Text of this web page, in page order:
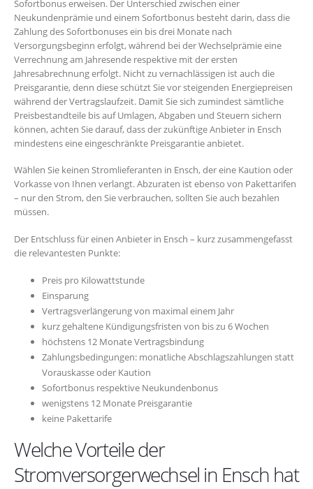
Sofortbonus erweisen. Der Unterschied zwischen einer
Neukundenprämie und einem Sofortbonus besteht darin, dass die
Zahlung des Sofortbonuses ein bis drei Monate nach
Versorgungsbeginn erfolgt, während bei der Wechselprämie eine
Verrechnung am Jahresende respektive mit der ersten
Jahresabrechnung erfolgt. Nicht zu vernachlässigen ist auch die
Preisgarantie, denn diese schützt Sie vor steigenden Energiepreisen
während der Vertragslaufzeit. Damit Sie sich zumindest sämtliche
Preisbestandteile bis auf Umlagen, Abgaben und Steuern sichern
können, achten Sie darauf, dass der zukünftige Anbieter in Ensch
mindestens eine eingeschränkte Preisgarantie anbietet.
Wählen Sie keinen Stromlieferanten in Ensch, der eine Kaution oder
Vorkasse von Ihnen verlangt. Abzuraten ist ebenso von Pakettarifen
– nur den Strom, den Sie verbrauchen, sollten Sie auch bezahlen
müssen.
Der Entschluss für einen Anbieter in Ensch – kurz zusammengefasst
die relevantesten Punkte:
Preis pro Kilowattstunde
Einsparung
Vertragsverlängerung von maximal einem Jahr
kurz gehaltene Kündigungsfristen von bis zu 6 Wochen
höchstens 12 Monate Vertragsbindung
Zahlungsbedingungen: monatliche Abschlagszahlungen statt
Vorauskasse oder Kaution
Sofortbonus respektive Neukundenbonus
wenigstens 12 Monate Preisgarantie
keine Pakettarife
Welche Vorteile der
Stromversorgerwechsel in Ensch hat